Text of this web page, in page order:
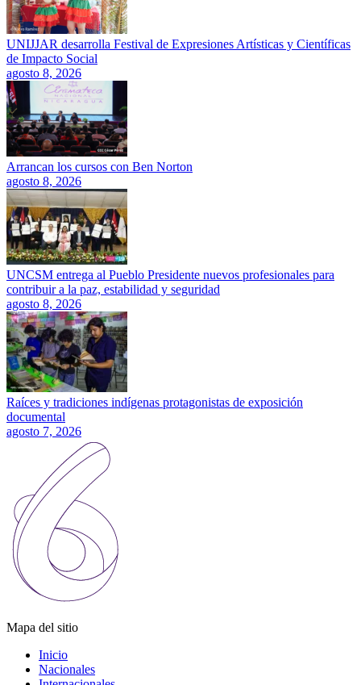
UNIJJAR desarrolla Festival de Expresiones Artísticas y Científicas
de Impacto Social
agosto 8, 2026
Arrancan los cursos con Ben Norton
agosto 8, 2026
UNCSM entrega al Pueblo Presidente nuevos profesionales para
contribuir a la paz, estabilidad y seguridad
agosto 8, 2026
Raíces y tradiciones indígenas protagonistas de exposición
documental
agosto 7, 2026
Mapa del sitio
Inicio
Nacionales